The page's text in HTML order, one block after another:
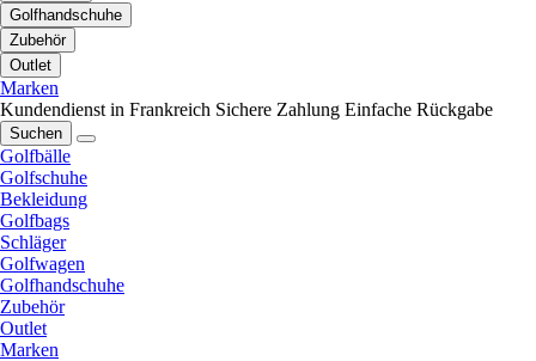
Golfhandschuhe
Zubehör
Outlet
Marken
Kundendienst in Frankreich Sichere Zahlung Einfache Rückgabe
Suchen
Golfbälle
Golfschuhe
Bekleidung
Golfbags
Schläger
Golfwagen
Golfhandschuhe
Zubehör
Outlet
Marken